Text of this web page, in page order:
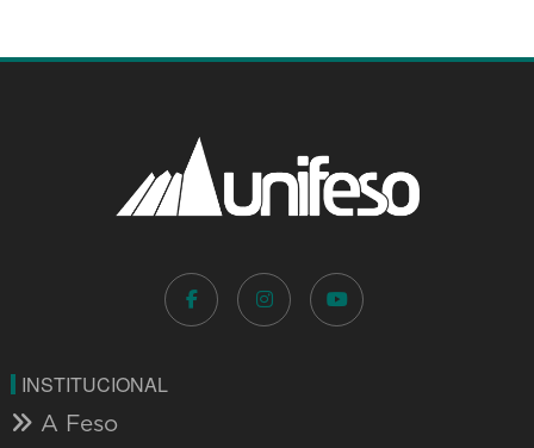
INSTITUCIONAL
A Feso